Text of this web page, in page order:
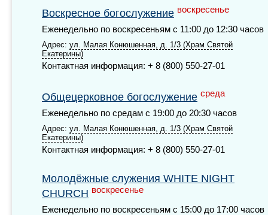
Воскресное богослужение воскресенье
Еженедельно по воскресеньям с 11:00 до 12:30 часов
Адрес: ул. Малая Конюшенная, д. 1/3 (Храм Святой
Екатерины)
Контактная информация: + 8 (800) 550-27-01
Общецерковное богослужение среда
Еженедельно по средам с 19:00 до 20:30 часов
Адрес: ул. Малая Конюшенная, д. 1/3 (Храм Святой
Екатерины)
Контактная информация: + 8 (800) 550-27-01
Молодёжные служения WHITE NIGHT
CHURCH воскресенье
Еженедельно по воскресеньям с 15:00 до 17:00 часов